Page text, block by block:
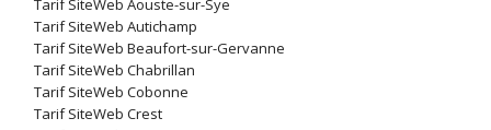
Tarif SiteWeb Aouste-sur-Sye
Tarif SiteWeb Autichamp
Tarif SiteWeb Beaufort-sur-Gervanne
Tarif SiteWeb Chabrillan
Tarif SiteWeb Cobonne
Tarif SiteWeb Crest